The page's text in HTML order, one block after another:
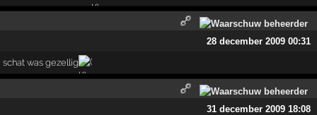
28 december 2009 00:31
schat was gezellig
31 december 2009 18:08